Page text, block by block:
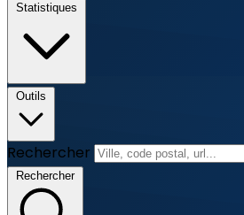
Statistiques
Outils
Rechercher
Rechercher